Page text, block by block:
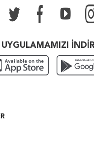
UYGULAMAMIZI